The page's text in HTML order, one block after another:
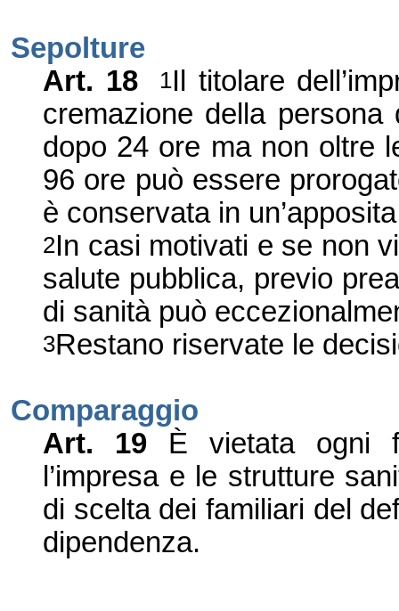
Sepolture
Art. 18 1Il titolare dell ’
cremazione della
dopo 24 ore ma non oltre
96 ore può essere
è conservata in un’
2In casi motivati e se non
salute pubblica, previo
di sanità può
3Restano riservate le
Comparaggio
Art.
19
È vietata ogni
’impresa e le strutture
di scelta dei familiari del
dipendenza.